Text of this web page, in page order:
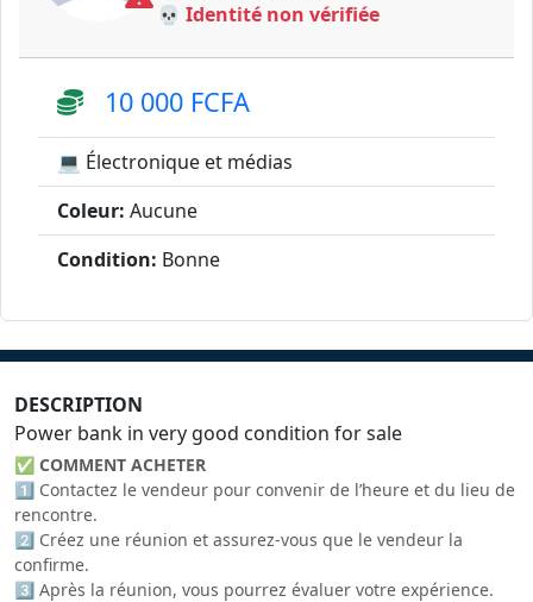
💀 Identité non vérifiée
10 000 FCFA
💻 Électronique et médias
Coleur: Aucune
Condition: Bonne
DESCRIPTION
Power bank in very good condition for sale
✅ COMMENT ACHETER
1️⃣ Contactez le vendeur pour convenir de l’heure et du lieu de
rencontre.
2️⃣ Créez une réunion et assurez-vous que le vendeur la
confirme.
3️⃣ Après la réunion, vous pourrez évaluer votre expérience.